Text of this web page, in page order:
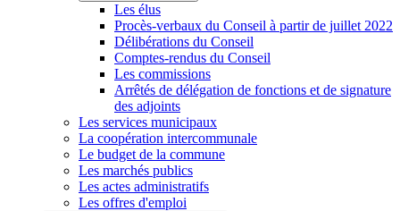
Les élus
Procès-verbaux du Conseil à partir de juillet 2022
Délibérations du Conseil
Comptes-rendus du Conseil
Les commissions
Arrêtés de délégation de fonctions et de signature
des adjoints
Les services municipaux
La coopération intercommunale
Le budget de la commune
Les marchés publics
Les actes administratifs
Les offres d'emploi